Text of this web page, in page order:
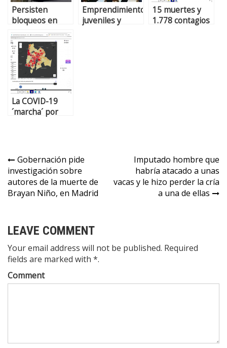
Persisten
bloqueos en
algunos
municipios de
Cundinamarca
Emprendimientos
juveniles y
15 muertes y
1.778 contagios
La COVID-19
´marcha´ por
municipios.
Gobernación pide
investigación sobre
autores de la muerte de
Brayan Niño, en Madrid
Imputado hombre que
habría atacado a unas
vacas y le hizo perder la cría
a una de ellas
LEAVE COMMENT
Your email address will not be published. Required
fields are marked with *.
Comment